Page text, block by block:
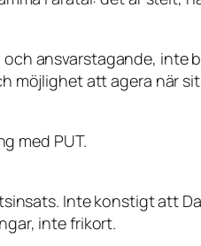
ansvarstagande, inte
möjlighet att agera när
med PUT.
Inte konstigt att
inte frikort.